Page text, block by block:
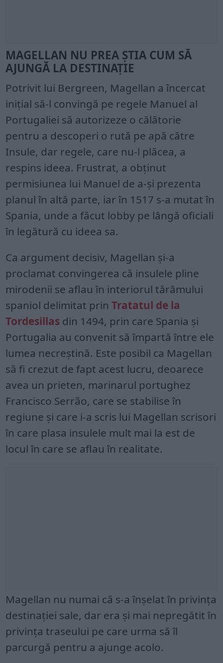
MAGELLAN NU PREA ȘTIA CUM SĂ
AJUNGĂ LA DESTINAȚIE
Potrivit lui Bergreen, Magellan a încercat
inițial să-l convingă pe regele Manuel al
Portugaliei să autorizeze o călătorie
pentru a descoperi o rută pe apă către
Insule, dar regele, care nu-l plăcea, a
respins ideea. Frustrat, a obținut
permisiunea lui Manuel de a-și prezenta
planul în altă parte, iar în 1517 s-a mutat în
Spania, unde a făcut lobby pe lângă oficiali
în legătură cu ideea sa.
Ca argument decisiv, Magellan și-a
proclamat convingerea că insulele pline
mirodenii se aflau în interiorul tărâmului
spaniol delimitat prinTratatul de la
Tordesillas din 1494, prin care Spania și
Portugalia au convenit să împartă între ele
lumea necreștină. Este posibil ca Magellan
să fi crezut de fapt acest lucru, deoarece
avea un prieten, marinarul portughez
Francisco Serrão, care se stabilise în
regiune și care i-a scris lui Magellan scrisori
în care plasa insulele mult mai la est de
locul în care se aflau în realitate.
Magellan nu numai că s-a înșelat în privința
destinației sale, dar era și mai nepregătit în
privința traseului pe care urma să îl
parcurgă pentru a ajunge acolo.